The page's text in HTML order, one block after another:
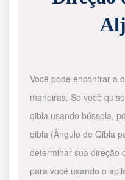
Você pode encontrar a
maneiras. Se você
qibla usando bússola,
qibla (Ângulo de Qibla
determinar sua direção
para você usando o